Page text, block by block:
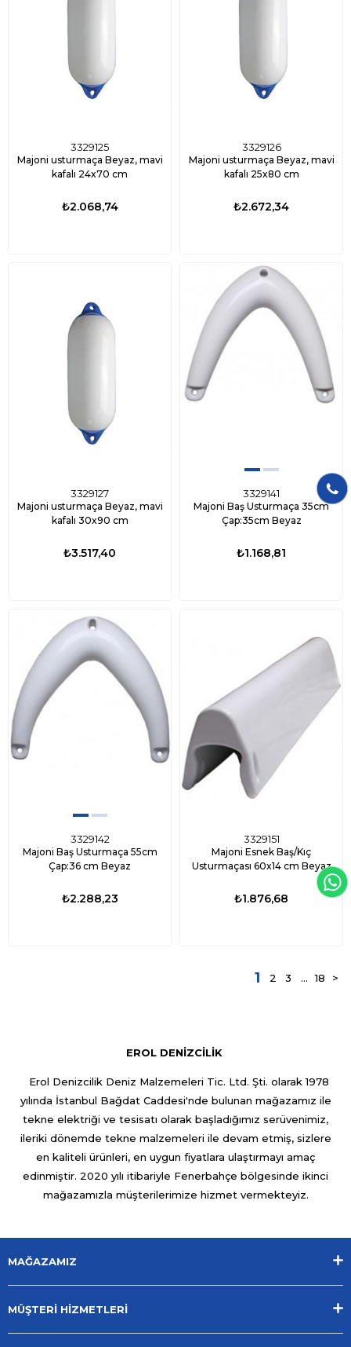
3329125
Majoni usturmaça Beyaz, mavi
kafalı 24x70 cm
₺2.068,74
3329126
Majoni usturmaça Beyaz, mavi
kafalı 25x80 cm
₺2.672,34
3329127
Majoni usturmaça Beyaz, mavi
kafalı 30x90 cm
₺3.517,40
3329141
Majoni Baş Usturmaça 35cm
Çap:35cm Beyaz
₺1.168,81
3329142
Majoni Baş Usturmaça 55cm
Çap:36 cm Beyaz
₺2.288,23
3329151
Majoni Esnek Baş/Kıç
Usturmaçası 60x14 cm Beyaz
₺1.876,68
1 2 3 ... 18 >
EROL DENİZCİLİK
Erol Denizcilik Deniz Malzemeleri Tic. Ltd. Şti. olarak 1978
yılında İstanbul Bağdat Caddesi'nde bulunan mağazamız ile
tekne elektriği ve tesisatı olarak başladığımız serüvenimiz,
ileriki dönemde tekne malzemeleri ile devam etmiş, sizlere
en kaliteli ürünleri, en uygun fiyatlara ulaştırmayı amaç
edinmiştir. 2020 yılı itibariyle Fenerbahçe bölgesinde ikinci
mağazamızla müşterilerimize hizmet vermekteyiz.
MAĞAZAMIZ
MÜŞTERİ HİZMETLERİ